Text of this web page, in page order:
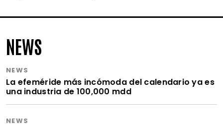
NEWS
NEWS
La efeméride más incómoda del calendario ya es
una industria de 100,000 mdd
NEWS